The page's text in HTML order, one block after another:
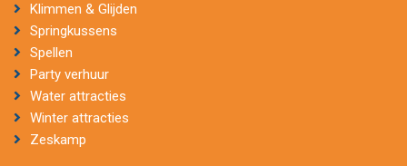
Klimmen & Glijden
Springkussens
Spellen
Party verhuur
Water attracties
Winter attracties
Zeskamp